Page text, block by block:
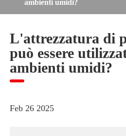
ambienti umidi?
L'attrezzatura di
può essere
ambienti umidi?
Feb 26 2025